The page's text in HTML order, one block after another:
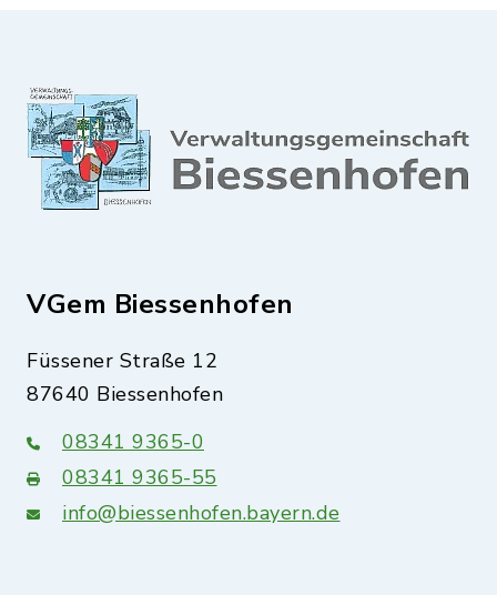
VGem Biessenhofen
Füssener Straße 12
87640 Biessenhofen
08341 9365-0
08341 9365-55
info@biessenhofen.bayern.de